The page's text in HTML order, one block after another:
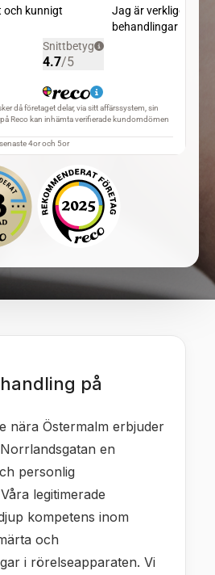
på
nära Östermalm erbjuder
en
personlig
legitimerade
kompetens inom
och
i rörelseapparaten. Vi